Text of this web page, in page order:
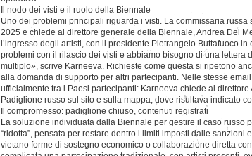
Il nodo dei visti e il ruolo della Biennale
Uno dei problemi principali riguarda i visti. La commissaria russa
2025 e chiede al direttore generale della Biennale, Andrea Del
l’ingresso degli artisti, con il presidente Pietrangelo Buttafuoco
problemi con il rilascio dei visti e abbiamo bisogno di una lettera
multiplo», scrive Karneeva. Richieste come questa si ripetono
alla domanda di supporto per altri partecipanti. Nelle stesse
ufficialmente tra i Paesi partecipanti: Karneeva chiede al direttore
Padiglione russo sul sito e sulla mappa, dove risultava indicato
Il compromesso: padiglione chiuso, contenuti registrati
La soluzione individuata dalla Biennale per gestire il caso russo
“ridotta”, pensata per restare dentro i limiti imposti dalle sanzioni
vietano forme di sostegno economico o collaborazione diretta